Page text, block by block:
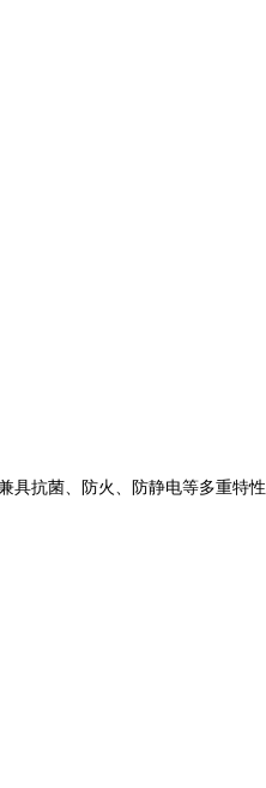
具抗菌、防火、防静电等多重特性